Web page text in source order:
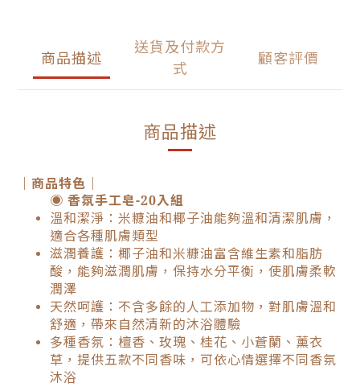
商品描述
送貨及付款方
式
顧客評價
商品描述
｜商品特色｜
◉ 香氛手工皂-20入組
溫和潔淨：米糠油和椰子油能夠溫和清潔肌膚，
適合各種肌膚類型
滋潤養護：椰子油和米糠油富含維生素和脂肪
酸，能夠滋潤肌膚，保持水分平衡，使肌膚柔軟
潤澤
天然呵護：不含多餘的人工添加物，對肌膚溫和
舒適，帶來自然清新的沐浴體驗
多種香氛：檀香、玫瑰、桂花、小蒼蘭、薰衣
草，提供五款不同香味，可依心情選擇不同香氛
沐浴